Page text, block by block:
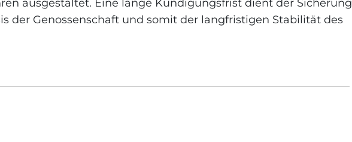
ausgestaltet. Eine lange Kündigungsfrist dient der Sicherung
der Genossenschaft und somit der langfristigen Stabilität des